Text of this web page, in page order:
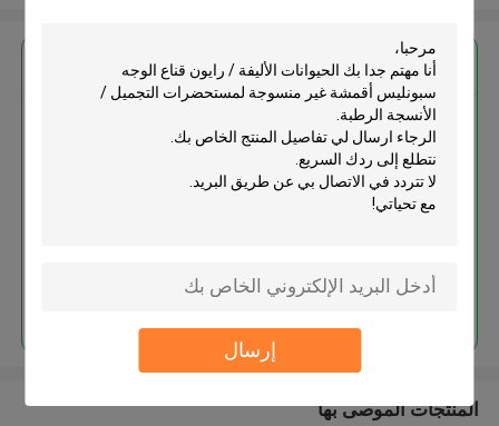
إرسال
احصل على افضل سعر ل
الحيوانات الأليفة / رايون قناع الوجه
سبونليس أقمشة غير منسوجة
لمستحضرات التجميل / الأنسجة
استمر
المنتجات الموصى بها